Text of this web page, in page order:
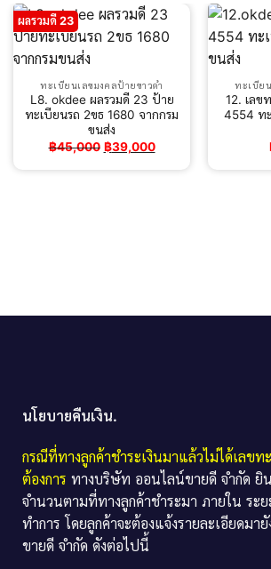
ผลรวมดี 23
ทะเบียนเลขมงคลป้ายขาวดำ
L8. okdee ผลรวมดี 23 ป้าย
ทะเบียนรถ 2ขธ 1680 จากกรม
ขนส่ง
฿45,000 Original
price
฿39,000Current
price
ทะเบีย
12. เลข
4554 ท
นโยบายคืนเงิน.
กรณีที่ทางลูกค้าชำระเงินมาแล้วไม่ได้เลข
ต้องการ ทางบริษัท ออนไลน์ขายดี จำกัด ยิ
จำนวนตามที่ทางลูกค้าชำระมา ภายใน ระ
ทำการ โดยลูกค้าจะต้องแจ้งรายละเอียดม
ขายดี จำกัด ดังต่อไปนี้